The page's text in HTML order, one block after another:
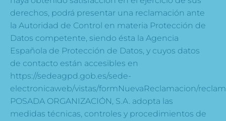
derechos, podrá presentar una reclamación ante
la Autoridad de Control en materia Protección de
Datos competente, siendo ésta la Agencia
Española de Protección de Datos, y cuyos datos
de contacto están accesibles en
https://sedeagpd.gob.es/sede-
electronicaweb/vistas/formNuevaReclamacion/
POSADA ORGANIZACIÓN, S.A. adopta las
medidas técnicas, controles y procedimientos de